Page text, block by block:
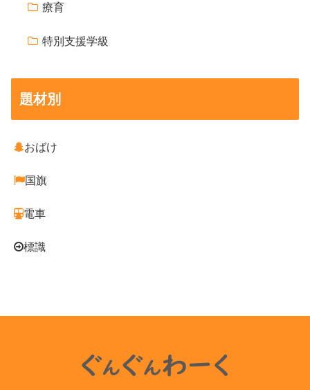
療育
特別支援学級
題材別
おばけ
国旗
電車
標識